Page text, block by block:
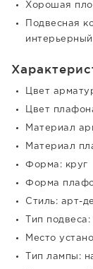
Хорошая
Подвесная
Цвет
Цвет
Материал
Материал
Форма: круг
Форма
Стиль: арт-
Тип подвеса:
Место
Тип лампы: